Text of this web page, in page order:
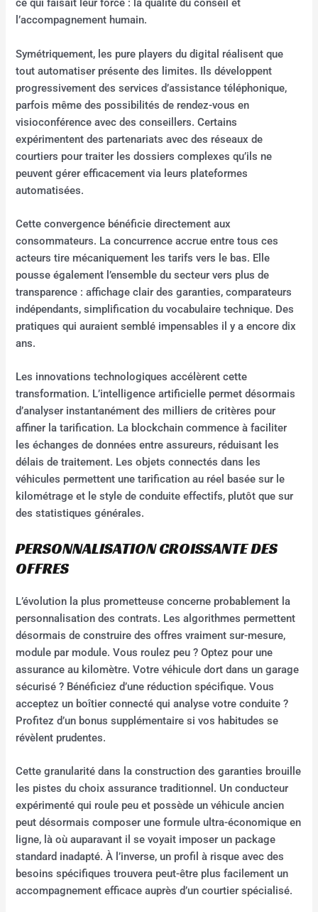
ce qui faisait leur force : la qualité du conseil et
l’accompagnement humain.
Symétriquement, les pure players du digital réalisent que
tout automatiser présente des limites. Ils développent
progressivement des services d’assistance téléphonique,
parfois même des possibilités de rendez-vous en
visioconférence avec des conseillers. Certains
expérimentent des partenariats avec des réseaux de
courtiers pour traiter les dossiers complexes qu’ils ne
peuvent gérer efficacement via leurs plateformes
automatisées.
Cette convergence bénéficie directement aux
consommateurs. La concurrence accrue entre tous ces
acteurs tire mécaniquement les tarifs vers le bas. Elle
pousse également l’ensemble du secteur vers plus de
transparence : affichage clair des garanties, comparateurs
indépendants, simplification du vocabulaire technique. Des
pratiques qui auraient semblé impensables il y a encore dix
ans.
Les innovations technologiques accélèrent cette
transformation. L’intelligence artificielle permet désormais
d’analyser instantanément des milliers de critères pour
affiner la tarification. La blockchain commence à faciliter
les échanges de données entre assureurs, réduisant les
délais de traitement. Les objets connectés dans les
véhicules permettent une tarification au réel basée sur le
kilométrage et le style de conduite effectifs, plutôt que sur
des statistiques générales.
PERSONNALISATION CROISSANTE DES
OFFRES
L’évolution la plus prometteuse concerne probablement la
personnalisation des contrats. Les algorithmes permettent
désormais de construire des offres vraiment sur-mesure,
module par module. Vous roulez peu ? Optez pour une
assurance au kilomètre. Votre véhicule dort dans un garage
sécurisé ? Bénéficiez d’une réduction spécifique. Vous
acceptez un boîtier connecté qui analyse votre conduite ?
Profitez d’un bonus supplémentaire si vos habitudes se
révèlent prudentes.
Cette granularité dans la construction des garanties brouille
les pistes du choix assurance traditionnel. Un conducteur
expérimenté qui roule peu et possède un véhicule ancien
peut désormais composer une formule ultra-économique en
ligne, là où auparavant il se voyait imposer un package
standard inadapté. À l’inverse, un profil à risque avec des
besoins spécifiques trouvera peut-être plus facilement un
accompagnement efficace auprès d’un courtier spécialisé.